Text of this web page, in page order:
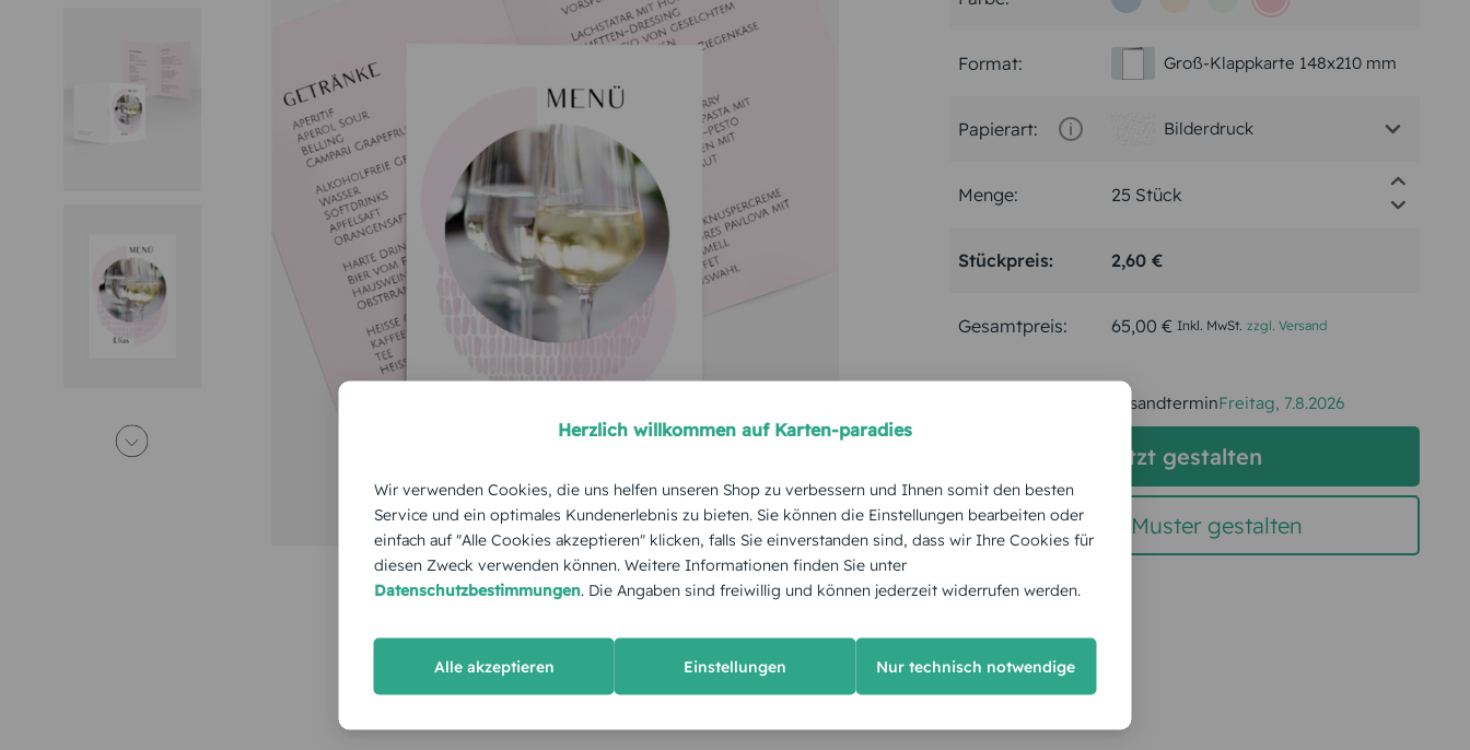
Format: Groß-Klappkarte 148x210 mm
Papierart: Bilderdruck
Menge:
Stückpreis: 2,60 €
Gesamtpreis: 65,00 € Inkl. MwSt. zzgl. Versand
Spätester VersandterminFreitag, 7.8.2026
jetzt gestalten
gratis Muster gestalten
Herzlich willkommen auf Karten-paradies
Wir verwenden Cookies, die uns helfen unseren Shop zu verbessern und Ihnen somit den besten
Service und ein optimales Kundenerlebnis zu bieten. Sie können die Einstellungen bearbeiten oder
einfach auf "Alle Cookies akzeptieren" klicken, falls Sie einverstanden sind, dass wir Ihre Cookies für
diesen Zweck verwenden können. Weitere Informationen finden Sie unter
Datenschutzbestimmungen. Die Angaben sind freiwillig und können jederzeit widerrufen werden.
Alle akzeptieren Einstellungen Nur technisch notwendige